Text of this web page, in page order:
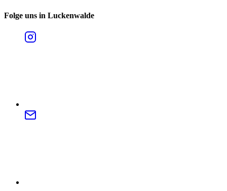
Folge uns in Luckenwalde